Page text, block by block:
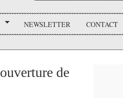
NEWSLETTER CONTACT
de